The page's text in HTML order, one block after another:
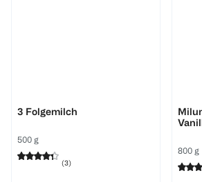
3 Folgemilch
500 g
(3)
800 g